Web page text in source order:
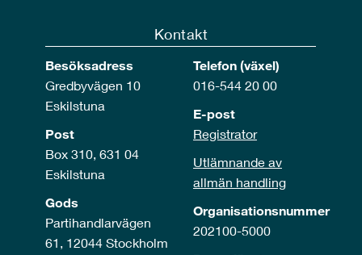
Kontakt
Besöksadress
Gredbyvägen 10
Eskilstuna
Post
Box 310, 631 04
Eskilstuna
Gods
Partihandlarvägen
61, 12044 Stockholm
Telefon (växel)
016-544 20 00
E-post
Registrator
Utlämnande av
allmän handling
Organisationsnummer
202100-5000